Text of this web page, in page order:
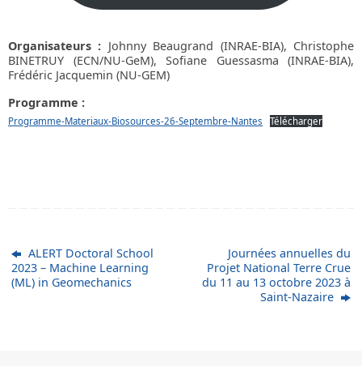
Organisateurs : Johnny Beaugrand (INRAE-BIA), Christophe
BINETRUY (ECN/NU-GeM), Sofiane Guessasma (INRAE-BIA),
Frédéric Jacquemin (NU-GEM)
Programme :
Programme-Materiaux-Biosources-26-Septembre-Nantes Télécharger
ALERT Doctoral School
2023 – Machine Learning
(ML) in Geomechanics
Journées annuelles du
Projet National Terre Crue
du 11 au 13 octobre 2023 à
Saint-Nazaire